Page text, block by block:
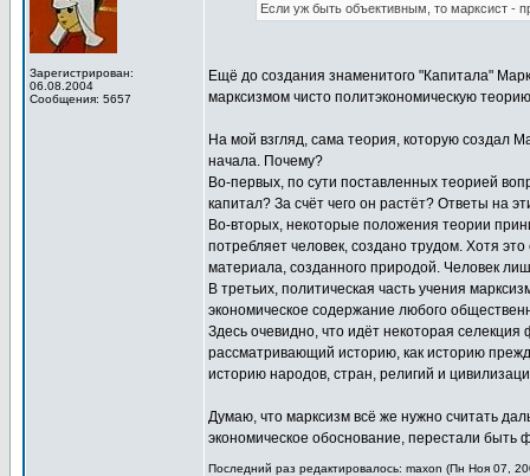
Зарегистрирован:
06.08.2004
Сообщения: 5657
Если уж быть объективным, то марксист -
Ещё до создания знаменитого "Капитала"
марксизмом чисто политэкономическую
На мой взгляд, сама теория, которую создал
начала. Почему?
Во-первых, по сути поставленных теорией
капитал? За счёт чего он растёт? Ответы на
Во-вторых, некоторые положения теории
потребляет человек, создано трудом. Хотя
материала, созданного природой. Человек
В третьих, политическая часть учения
экономическое содержание любого
Здесь очевидно, что идёт некоторая
рассматривающий историю, как историю
историю народов, стран, религий и
Думаю, что марксизм всё же нужно считать
экономическое обоснование, перестали быть
Последний раз редактировалось: maxon (Пн Ноя 07,